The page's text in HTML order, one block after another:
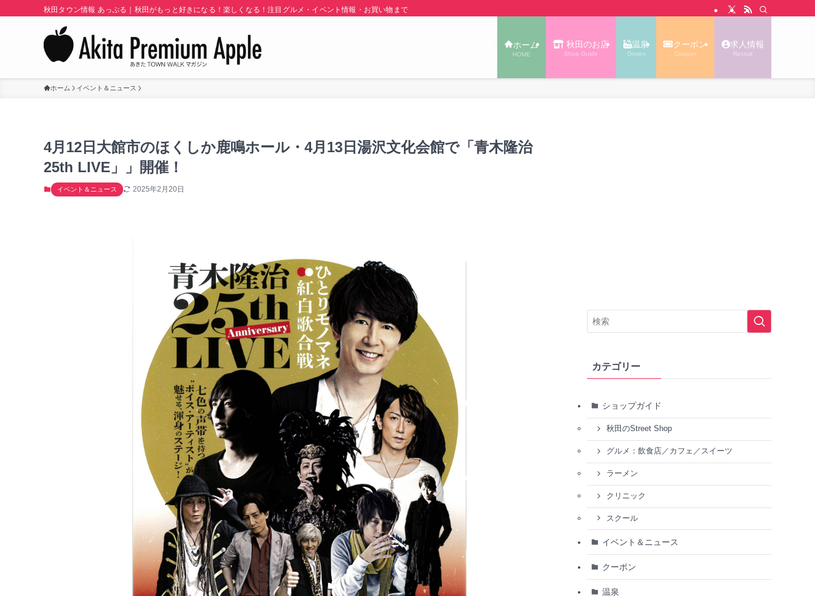
秋田タウン情報 あっぷる｜秋田がもっと好きになる！楽しくなる！注目グルメ・イベント情報・お買い物まで秋田の旬の街ネタをご紹介！ | あきた TOWN WALK あっぷる｜秋田タウン情報
ホーム
HOME
秋田のお店
Shop Guide
温泉
Onsen
クーポン
Coupon
求人情報
Recruit
ホーム イベント＆ニュース
4月12日大館市のほくしか鹿鳴ホール・4月13日湯沢文化会館で「青木隆治
25th LIVE」」開催！
イベント＆ニュース 2025年2月20日
カテゴリー
ショップガイド
秋田のStreet Shop
グルメ：飲食店／カフェ／スイーツ
ラーメン
クリニック
スクール
イベント＆ニュース
クーポン
温泉